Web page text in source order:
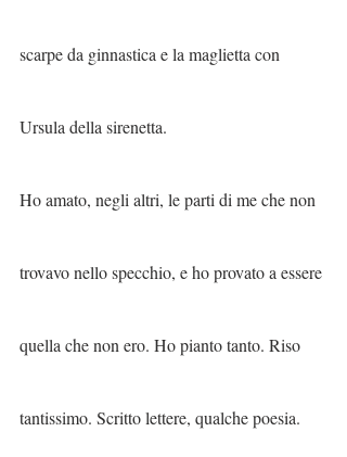
scarpe da ginnastica e la maglietta con
Ursula della sirenetta.
Ho amato, negli altri, le parti di me che non
trovavo nello specchio, e ho provato a essere
quella che non ero. Ho pianto tanto. Riso
tantissimo. Scritto lettere, qualche poesia.